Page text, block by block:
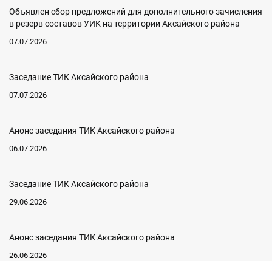
Объявлен сбор предложений для дополнительного зачисления
в резерв составов УИК на территории Аксайского района
07.07.2026
Заседание ТИК Аксайского района
07.07.2026
Анонс заседания ТИК Аксайского района
06.07.2026
Заседание ТИК Аксайского района
29.06.2026
Анонс заседания ТИК Аксайского района
26.06.2026